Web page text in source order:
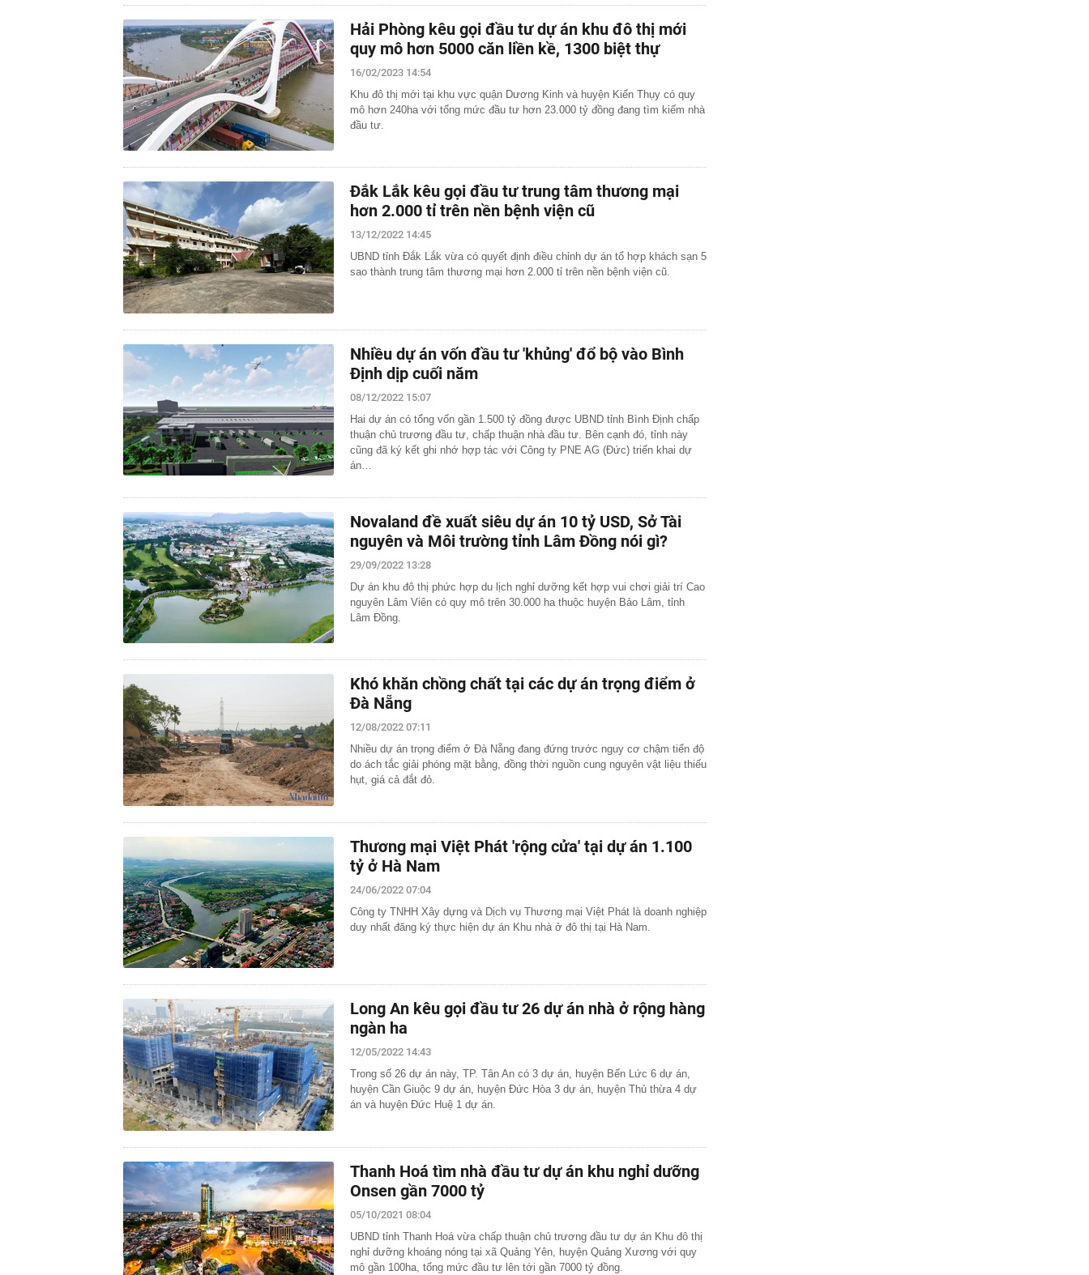
Hải Phòng kêu gọi đầu tư dự án khu đô thị mới
quy mô hơn 5000 căn liền kề, 1300 biệt thự
16/02/2023 14:54
Khu đô thị mới tại khu vực quận Dương Kinh và huyện Kiến Thụy có quy
mô hơn 240ha với tổng mức đầu tư hơn 23.000 tỷ đồng đang tìm kiếm nhà
đầu tư.
Đắk Lắk kêu gọi đầu tư trung tâm thương mại
hơn 2.000 tỉ trên nền bệnh viện cũ
13/12/2022 14:45
UBND tỉnh Đắk Lắk vừa có quyết định điều chỉnh dự án tổ hợp khách sạn 5
sao thành trung tâm thương mại hơn 2.000 tỉ trên nền bệnh viện cũ.
Nhiều dự án vốn đầu tư 'khủng' đổ bộ vào Bình
Định dịp cuối năm
08/12/2022 15:07
Hai dự án có tổng vốn gần 1.500 tỷ đồng được UBND tỉnh Bình Định chấp
thuận chủ trương đầu tư, chấp thuận nhà đầu tư. Bên cạnh đó, tỉnh này
cũng đã ký kết ghi nhớ hợp tác với Công ty PNE AG (Đức) triển khai dự
án…
Novaland đề xuất siêu dự án 10 tỷ USD, Sở Tài
nguyên và Môi trường tỉnh Lâm Đồng nói gì?
29/09/2022 13:28
Dự án khu đô thị phức hợp du lịch nghỉ dưỡng kết hợp vui chơi giải trí Cao
nguyên Lâm Viên có quy mô trên 30.000 ha thuộc huyện Bảo Lâm, tỉnh
Lâm Đồng.
Khó khăn chồng chất tại các dự án trọng điểm ở
Đà Nẵng
12/08/2022 07:11
Nhiều dự án trọng điểm ở Đà Nẵng đang đứng trước nguy cơ chậm tiến độ
do ách tắc giải phóng mặt bằng, đồng thời nguồn cung nguyên vật liệu thiếu
hụt, giá cả đắt đỏ.
Thương mại Việt Phát 'rộng cửa' tại dự án 1.100
tỷ ở Hà Nam
24/06/2022 07:04
Công ty TNHH Xây dựng và Dịch vụ Thương mại Việt Phát là doanh nghiệp
duy nhất đăng ký thực hiện dự án Khu nhà ở đô thị tại Hà Nam.
Long An kêu gọi đầu tư 26 dự án nhà ở rộng hàng
ngàn ha
12/05/2022 14:43
Trong số 26 dự án này, TP. Tân An có 3 dự án, huyện Bến Lức 6 dự án,
huyện Cần Giuộc 9 dự án, huyện Đức Hòa 3 dự án, huyện Thủ thừa 4 dự
án và huyện Đức Huệ 1 dự án.
Thanh Hoá tìm nhà đầu tư dự án khu nghỉ dưỡng
Onsen gần 7000 tỷ
05/10/2021 08:04
UBND tỉnh Thanh Hoá vừa chấp thuận chủ trương đầu tư dự án Khu đô thị
nghỉ dưỡng khoáng nóng tại xã Quảng Yên, huyện Quảng Xương với quy
mô gần 100ha, tổng mức đầu tư lên tới gần 7000 tỷ đồng.